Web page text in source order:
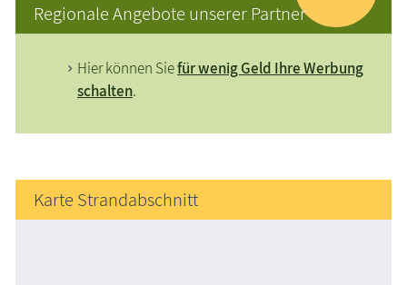
Regionale Angebote unserer Partner
Hier können Siefür wenig Geld Ihre Werbung
schalten.
Karte Strandabschnitt